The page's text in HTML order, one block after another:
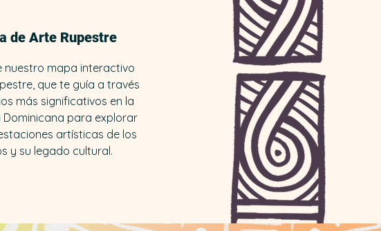
de Arte Rupestre
nuestro mapa interactivo
que te guía a través
más significativos en la
Dominicana para explorar
artísticas de los
y su legado cultural.